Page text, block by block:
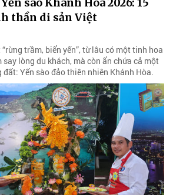
thần di sản Việt
trầm, biển yến”, từ lâu có một tinh hoa
lòng du khách, mà còn ẩn chứa cả một
Yến sào đảo thiên nhiên Khánh Hòa.